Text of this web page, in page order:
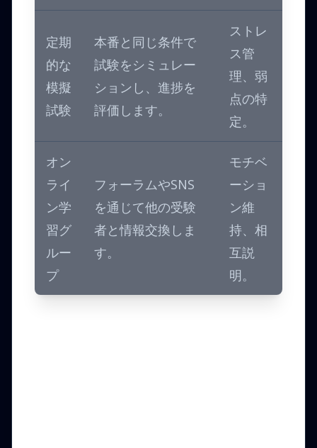
定期
的な
模擬
試験
本番と同じ条件で
試験をシミュレー
ションし、進捗を
評価します。
ストレ
ス管
理、弱
点の特
定。
オン
ライ
ン学
習グ
ルー
プ
フォーラムやSNS
を通じて他の受験
者と情報交換しま
す。
モチベ
ーショ
ン維
持、相
互説
明。